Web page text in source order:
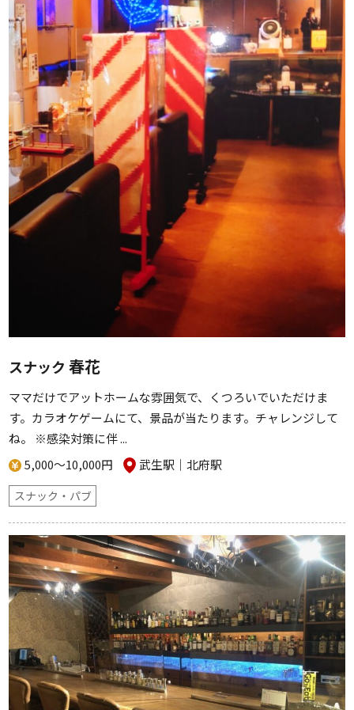
スナック 春花
ママだけでアットホームな雰囲気で、くつろいでいただけま
す。カラオケゲームにて、景品が当たります。チャレンジして
ね。 ※感染対策に伴 ...
5,000～10,000円
武生駅 北府駅
スナック・パブ